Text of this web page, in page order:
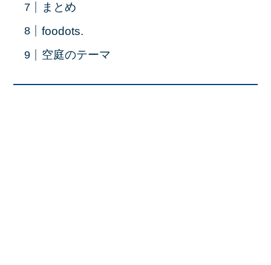
まとめ
foodots.
空庭のテーマ